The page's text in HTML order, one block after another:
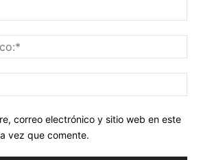
correo electrónico y sitio web en este
vez que comente.